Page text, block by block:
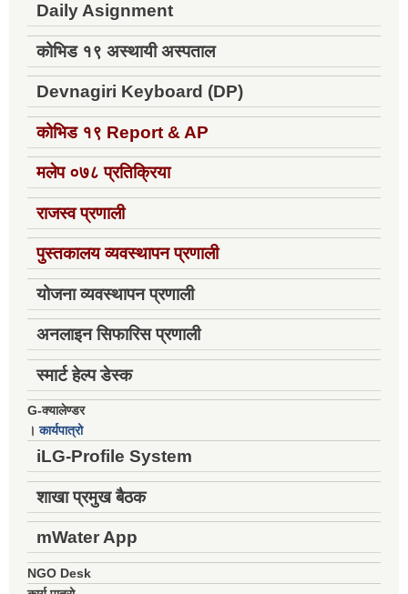
Daily Asignment
कोभिड १९ अस्थायी अस्पताल
Devnagiri Keyboard (DP)
कोभिड १९ Report & AP
मलेप ०७८ प्रतिक्रिया
राजस्व प्रणाली
पुस्तकालय व्यवस्थापन प्रणाली
योजना व्यवस्थापन प्रणाली
अनलाइन सिफारिस प्रणाली
स्मार्ट हेल्प डेस्क
G-क्यालेण्डर
।कार्यपात्रो
iLG-Profile System
शाखा प्रमुख बैठक
mWater App
NGO Desk